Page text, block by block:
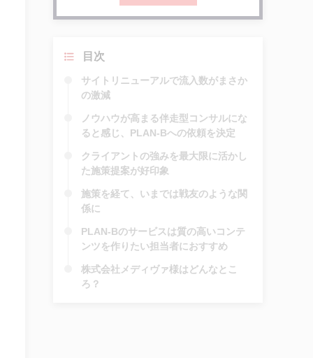
目次
サイトリニューアルで流入数がまさか
の激減
ノウハウが高まる伴走型コンサルにな
ると感じ、PLAN-Bへの依頼を決定
クライアントの強みを最大限に活かし
た施策提案が好印象
施策を経て、いまでは戦友のような関
係に
PLAN-Bのサービスは質の高いコンテ
ンツを作りたい担当者におすすめ
株式会社メディヴァ様はどんなとこ
ろ？